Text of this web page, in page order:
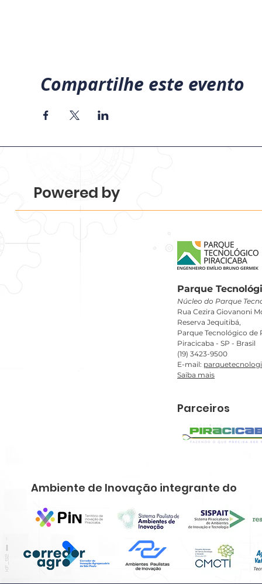
Compartilhe este evento
Powered by
Parque
Núcleo do Parque
Rua Cezira Giovanoni
Reserva Jequitibá,
Parque Tecnológico de
Piracicaba - SP - Brasil
(19) 3423-9500
E-mail:
Saiba mais
Parceiros
Ambiente de Inovação integrante do